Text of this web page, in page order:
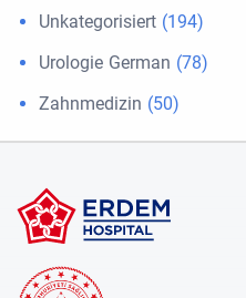
Unkategorisiert (194)
Urologie German (78)
Zahnmedizin (50)